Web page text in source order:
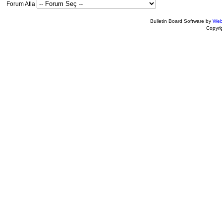
Forum Atla
Bulletin Board Software by